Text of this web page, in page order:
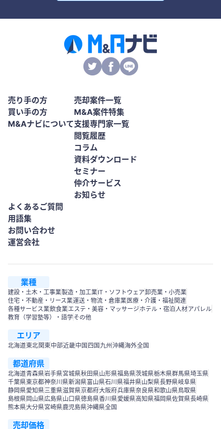
売り手の方
買い手の方
M&Aナビについて
売却案件一覧
M&A案件特集
支援専門家一覧
閲覧履歴
コラム
資料ダウンロード
セミナー
仲介サービス
お知らせ
よくあるご質問
用語集
お問い合わせ
運営会社
業種
建設・土木・工事業製造・加工業IT・ソフトウェア卸売業・小売業
住宅・不動産・リース業運送・物流・倉庫業医療・介護・福祉関連
各種サービス業飲食業エステ・美容・マッサージ ホテル・宿泊 人材アパレル
教育（学習塾等）・語学その他
エリア
北海道東北関東中部近畿中国 四国 九州沖縄海外全国
都道府県
北海道青森県岩手県宮城県秋田県山形県福島県茨城県栃木県群馬県埼玉県
千葉県東京都神奈川県新潟県富山県石川県福井県山梨県長野県岐阜県
静岡県愛知県三重県滋賀県京都府大阪府兵庫県奈良県和歌山県鳥取県
島根県岡山県広島県山口県徳島県香川県愛媛県高知県福岡県佐賀県長崎県
熊本県大分県宮崎県鹿児島県沖縄県全国
売却価格